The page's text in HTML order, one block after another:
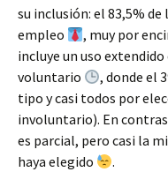
su inclusión: el 83,5%
empleo
, muy por
incluye un uso
voluntario
, donde el
tipo y casi todos por
involuntario). En
es parcial, pero casi la
haya elegido
.